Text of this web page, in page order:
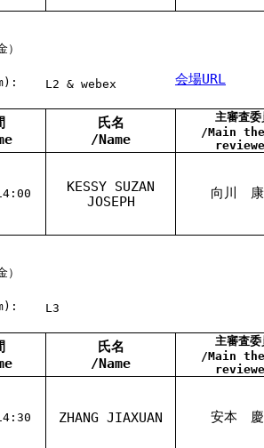
L2 & webex 会場URL
氏名
/Name
主審査委
/Main
KESSY SUZAN
JOSEPH
向川
L3
氏名
/Name
主審査委
/Main
ZHANG JIAXUAN 安本 慶